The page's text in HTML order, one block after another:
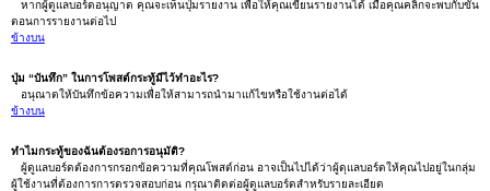
หากผู้ดูแลบอร์ดอนุญาต คุณจะเห็นปุ่มรายงาน เพื่อให้คุณเขียนรายงานได้ เมื่อคุณคลิกจะพบกับขั้น
ตอนการรายงานต่อไป
ข้างบน
ปุ่ม “บันทึก” ในการโพสต์กระทู้มีไว้ทำอะไร?
อนุณาตให้บันทึกข้อความเพื่อให้สามารถนำมาแก้ไขหรือใช้งานต่อได้
ข้างบน
ทำไมกระทู้ของฉันต้องรอการอนุมัติ?
ผู้ดูแลบอร์ดต้องการกรอกข้อความที่คุณโพสต์ก่อน อาจเป็นไปได้ว่าผู้ดุแลบอร์ดให้คุณไปอยู่ในกลุ่ม
ผู้ใช้งานที่ต้องการการตรวจสอบก่อน กรุณาติดต่อผู้ดูแลบอร์ดสำหรับรายละเอียด